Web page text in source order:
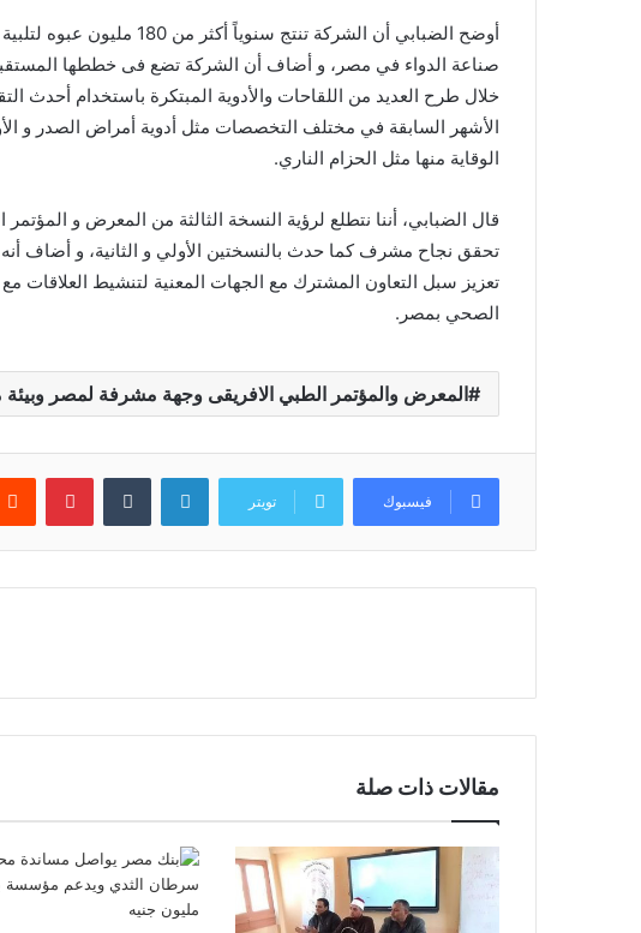
أوضح الضبابي أن الشركة
صناعة الدواء في مصر، و أضاف أن الشركة تضع فى خططها
خلال طرح العديد من اللقاحات والأدوية المبتكرة باستخدام أحدث
الأشهر السابقة في مختلف التخصصات مثل أدوية أمراض الصدر و
الوقاية منها مثل الحزام الناري.
قال الضبابي، أننا نتطلع لرؤية النسخة الثالثة من المعرض و
تحقق نجاح مشرف كما حدث بالنسختين الأولي و الثانية، و أضاف
تعزيز سبل التعاون المشترك مع الجهات المعنية لتنشيط العلاقات مع
الصحي بمصر.
المعرض والمؤتمر الطبي الافريقى وجهة مشرفة لمصر وبيئة
فيسبوك تويتر
لينكدإن
مقالات ذات صلة